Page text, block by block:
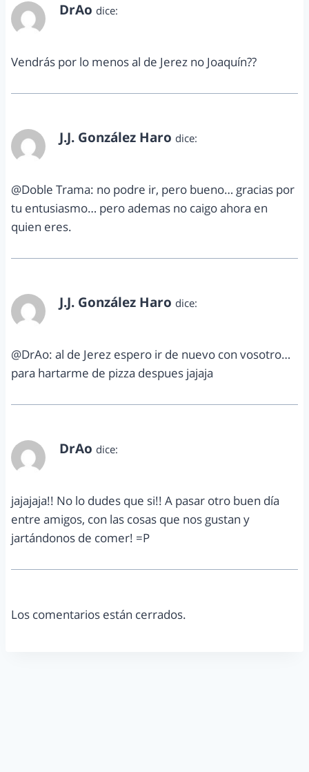
DrAo dice:
Vendrás por lo menos al de Jerez no Joaquín??
J.J. González Haro dice:
@Doble Trama: no podre ir, pero bueno… gracias por
tu entusiasmo… pero ademas no caigo ahora en
quien eres.
J.J. González Haro dice:
@DrAo: al de Jerez espero ir de nuevo con vosotro…
para hartarme de pizza despues jajaja
DrAo dice:
jajajaja!! No lo dudes que si!! A pasar otro buen día
entre amigos, con las cosas que nos gustan y
jartándonos de comer! =P
Los comentarios están cerrados.